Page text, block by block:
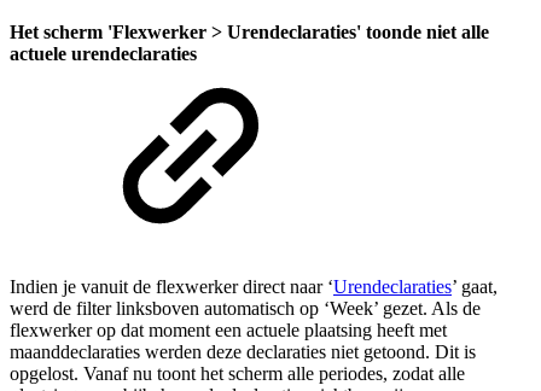
Het scherm 'Flexwerker > Urendeclaraties' toonde niet alle
actuele urendeclaraties
Indien je vanuit de flexwerker direct naar ‘Urendeclaraties’ gaat,
werd de filter linksboven automatisch op ‘Week’ gezet. Als de
flexwerker op dat moment een actuele plaatsing heeft met
maanddeclaraties werden deze declaraties niet getoond. Dit is
opgelost. Vanaf nu toont het scherm alle periodes, zodat alle